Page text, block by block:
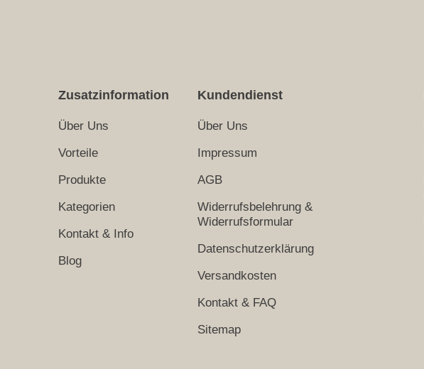
Zusatzinformation
Über Uns
Vorteile
Produkte
Kategorien
Kontakt & Info
Blog
Kundendienst
Über Uns
Impressum
AGB
Widerrufsbelehrung &
Widerrufsformular
Datenschutzerklärung
Versandkosten
Kontakt & FAQ
Sitemap